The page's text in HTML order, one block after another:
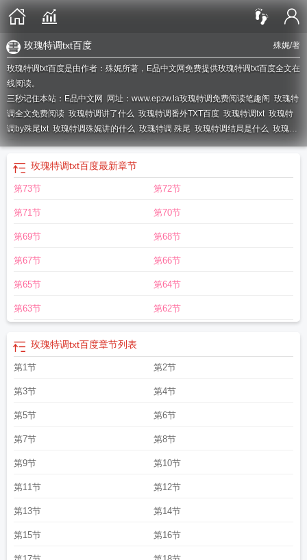
殊娓/著
玫瑰特调txt百度
玫瑰特调txt百度是由作者：殊娓所著，E品中文网免费提供玫瑰特调txt百度全文在
线阅读。
三秒记住本站：E品中文网 网址：www.epzw.la玫瑰特调免费阅读笔趣阁 玫瑰特
调全文免费阅读 玫瑰特调讲了什么 玫瑰特调番外TXT百度 玫瑰特调txt 玫瑰特
调by殊尾txt 玫瑰特调殊娓讲的什么 玫瑰特调 殊尾 玫瑰特调结局是什么 玫瑰特
调解析玫瑰特调by殊尾百度玫瑰特调番外玫瑰特调殊娓未删减完整版玫瑰特
调番外txt资源
玫瑰特调好看吗玫瑰特调番外txt
调txt百度
玫瑰特调txt百度最新章节
第73节 第72节
第71节 第70节
第69节 第68节
第67节 第66节
第65节 第64节
第63节 第62节
玫瑰特调txt百度章节列表
第1节 第2节
第3节 第4节
第5节 第6节
第7节 第8节
第9节 第10节
第11节 第12节
第13节 第14节
第15节 第16节